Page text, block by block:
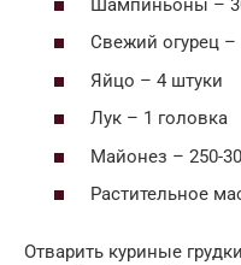
Шампиньоны –
Свежий огурец –
Яйцо – 4 штуки
Лук – 1 головка
Майонез – 250-
Растительное
Отварить куриные